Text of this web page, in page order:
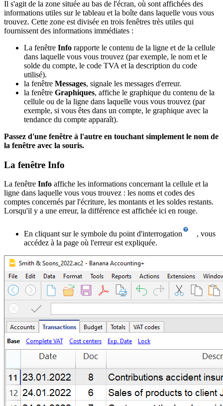
Il s'agit de la zone située au bas de l'écran, où sont affichées des
informations utiles sur le tableau et la boîte dans laquelle vous vous
trouvez. Cette zone est divisée en trois fenêtres très utiles qui
fournissent des informations immédiates :
La fenêtre Info rapporte le contenu de la ligne et de la cellule
dans laquelle vous vous trouvez (par exemple, le nom et le
solde du compte, le code TVA et la description du code
utilisé).
la fenêtre Messages, signale les messages d'erreur.
la fenêtre Graphiques, affiche le graphique du contenu de la
cellule ou de la ligne dans laquelle vous vous trouvez (par
exemple, si vous êtes dans un compte, le graphique avec la
tendance du compte apparaît).
Passez d'une fenêtre à l'autre en touchant simplement le nom de
la fenêtre avec la souris.
La fenêtre Info
La fenêtre Info affiche les informations concernant la cellule et la
ligne dans laquelle vous vous trouvez : les noms et codes des
comptes concernés par l'écriture, les montants et les soldes restants.
Lorsqu'il y a une erreur, la différence est affichée ici en rouge.
En cliquant sur le symbole du point d'interrogation
, vous
accédez à la page où l'erreur est expliquée.